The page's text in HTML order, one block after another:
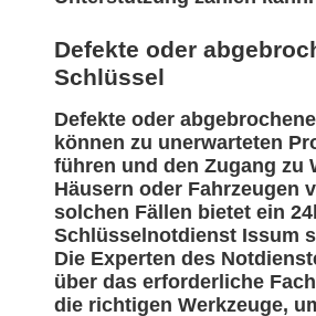
Defekte oder
Schlüssel
Defekte oder
können zu unerwarteten
führen und den Zugang zu
Häusern oder Fahrzeugen
solchen Fällen bietet ein
Schlüsselnotdienst Issum
Die Experten des
über das erforderliche
die richtigen Werkzeuge,